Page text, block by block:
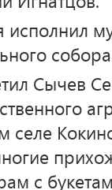
Сычев
селе
с